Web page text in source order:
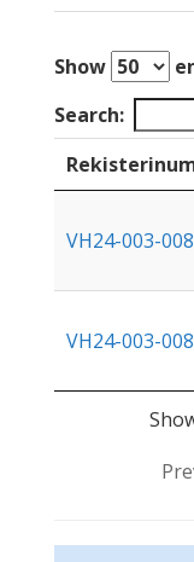
Show
Search:
VH24-003-
VH24-003-